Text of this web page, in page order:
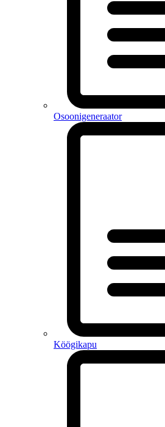
Osoonigeneraator
Köögikapu